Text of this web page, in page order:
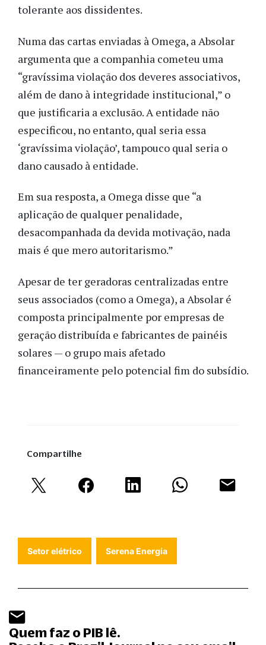
tolerante aos dissidentes.
Numa das cartas enviadas à Omega, a Absolar
argumenta que a companhia cometeu uma
“gravíssima violação dos deveres associativos,
além de dano à integridade institucional,” o
que justificaria a exclusão. A entidade não
especificou, no entanto, qual seria essa
‘gravíssima violação’, tampouco qual seria o
dano causado à entidade.
Em sua resposta, a Omega disse que “a
aplicação de qualquer penalidade,
desacompanhada da devida motivação, nada
mais é que mero autoritarismo.”
Apesar de ter geradoras centralizadas entre
seus associados (como a Omega), a Absolar é
composta principalmente por empresas de
geração distribuída e fabricantes de painéis
solares — o grupo mais afetado
financeiramente pelo potencial fim do subsídio.
Compartilhe
Setor elétrico Serena Energia
Quem faz o PIB lê.